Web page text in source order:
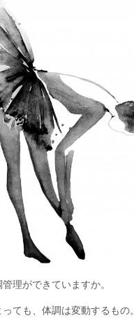
理ができていますか。
ても、体調は変動するもの。